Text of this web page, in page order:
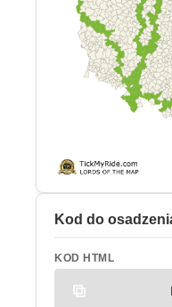
Kod do
KOD HTML